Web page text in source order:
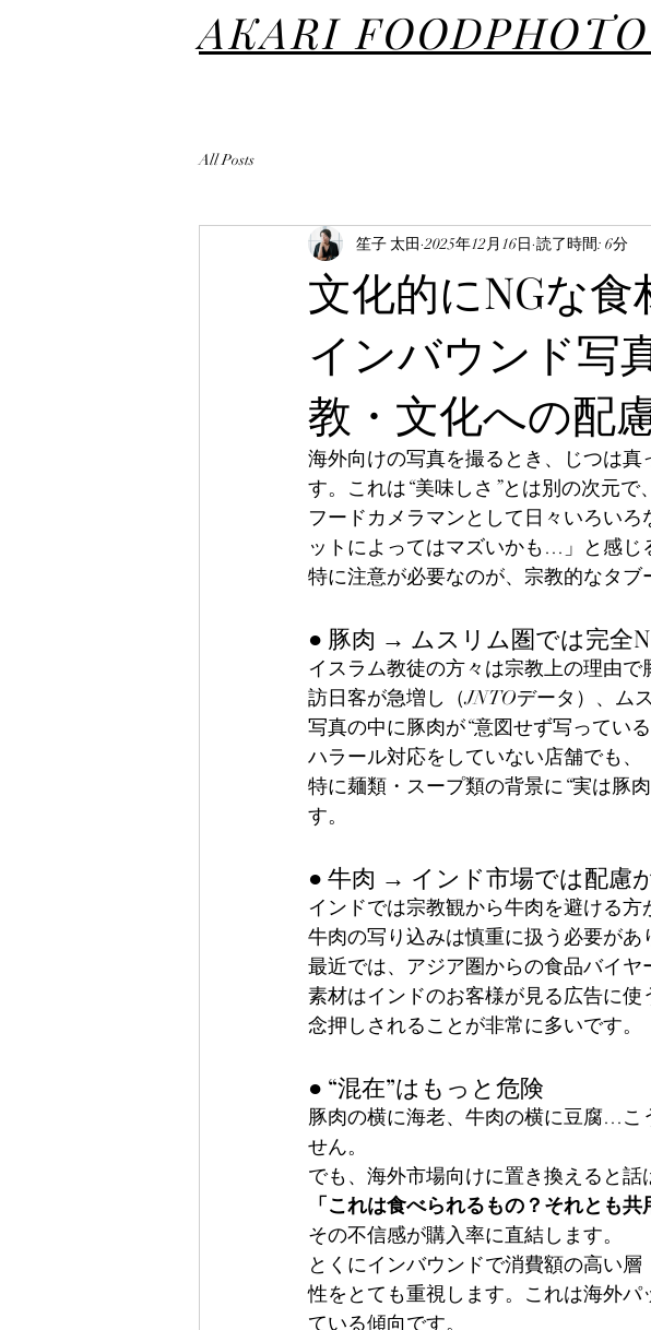
AKARI
All Posts
文化的にNGな食
インバウンド写
教・文化への配
笙子 太田 2025年12月16日 読了時間: 6分
海外向けの写真を撮るとき、じつは
す。これは“美味しさ”とは別の次元で
フードカメラマンとして日々いろい
ットによってはマズいかも…」と感じ
特に注意が必要なのが、宗教的なタブ
● 豚肉 → ムスリム圏では完全
イスラム教徒の方々は宗教上の理由
訪日客が急増し（JNTOデータ）、ム
写真の中に豚肉が“意図せず写ってい
ハラール対応をしていない店舗でも、
特に麺類・スープ類の背景に“実は豚
す。
● 牛肉 → インド市場では配慮
インドでは宗教観から牛肉を避ける方
牛肉の写り込みは慎重に扱う必要があ
最近では、アジア圏からの食品バイ
素材はインドのお客様が見る広告に
念押しされることが非常に多いです。
● “混在”はもっと危険
豚肉の横に海老、牛肉の横に豆腐…こ
せん。
でも、海外市場向けに置き換えると話
「これは食べられるもの？それとも
その不信感が購入率に直結します。
とくにインバウンドで消費額の高い
性をとても重視します。これは海外
ている傾向です。